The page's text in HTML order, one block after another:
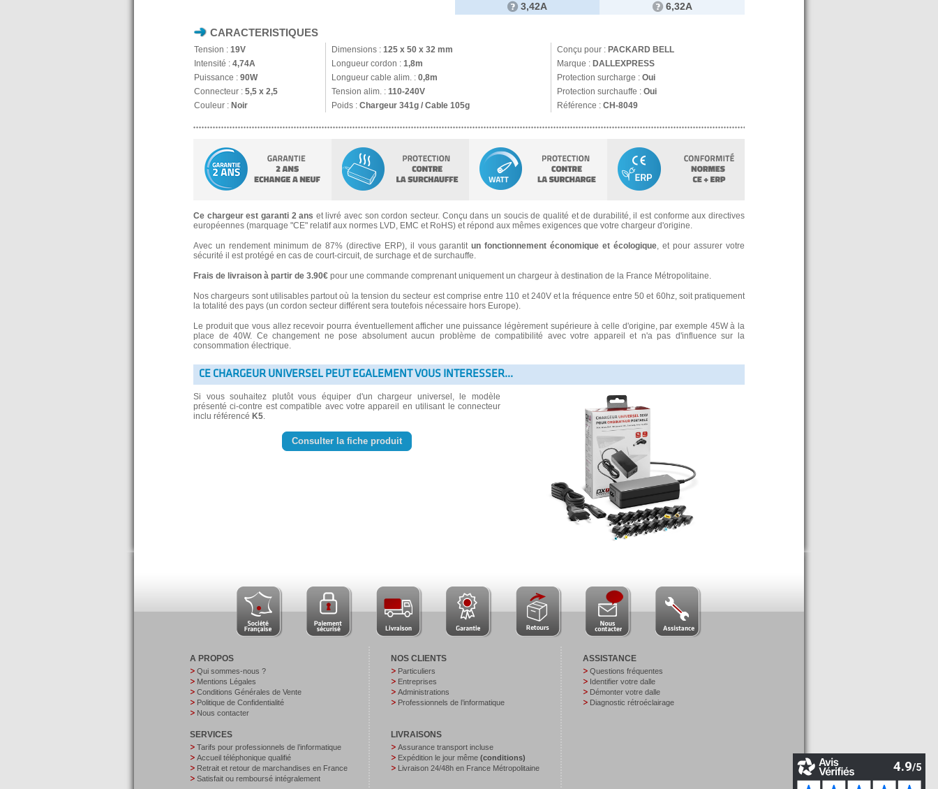
3,42A 6,32A
CARACTERISTIQUES
Tension : 19V Dimensions : 125 x 50 x 32 mm Conçu pour : PACKARD BELL
Intensité : 4,74A Longueur cordon : 1,8m Marque : DALLEXPRESS
Puissance : 90W Longueur cable alim. : 0,8m Protection surcharge : Oui
Connecteur : 5,5 x 2,5 Tension alim. : 110-240V Protection surchauffe : Oui
Couleur : Noir Poids : Chargeur 341g / Cable 105g Référence : CH-8049
Ce chargeur est garanti 2 ans et livré avec son cordon secteur. Conçu dans un soucis de qualité et de durabilité, il est conforme aux directives
européennes (marquage "CE" relatif aux normes LVD, EMC et RoHS) et répond aux mêmes exigences que votre chargeur d'origine.
Avec un rendement minimum de 87% (directive ERP), il vous garantitun fonctionnement économique et écologique, et pour assurer votre
sécurité il est protégé en cas de court-circuit, de surchage et de surchauffe.
Frais de livraison à partir de 3.90€ pour une commande comprenant uniquement un chargeur à destination de la France Métropolitaine.
Nos chargeurs sont utilisables partout où la tension du secteur est comprise entre 110 et 240V et la fréquence entre 50 et 60hz, soit pratiquement
la totalité des pays (un cordon secteur différent sera toutefois nécessaire hors Europe).
Le produit que vous allez recevoir pourra éventuellement afficher une puissance légèrement supérieure à celle d'origine, par exemple 45W à la
place de 40W. Ce changement ne pose absolument aucun problème de compatibilité avec votre appareil et n'a pas d'influence sur la
consommation électrique.
CE CHARGEUR UNIVERSEL PEUT EGALEMENT VOUS INTERESSER...
Si vous souhaitez plutôt vous équiper d'un chargeur universel, le modèle
présenté ci-contre est compatible avec votre appareil en utilisant le connecteur
inclu référencé K5.
Consulter la fiche produit
A PROPOS
Qui sommes-nous ?
Mentions Légales
Conditions Générales de Vente
Politique de Confidentialité
Nous contacter
SERVICES
Tarifs pour professionnels de l’informatique
Accueil téléphonique qualifié
Retrait et retour de marchandises en France
Satisfait ou remboursé intégralement
NOS CLIENTS
Particuliers
Entreprises
Administrations
Professionnels de l’informatique
LIVRAISONS
Assurance transport incluse
Expédition le jour même (conditions)
Livraison 24/48h en France Métropolitaine
ASSISTANCE
Questions fréquentes
Identifier votre dalle
Démonter votre dalle
Diagnostic rétroéclairage